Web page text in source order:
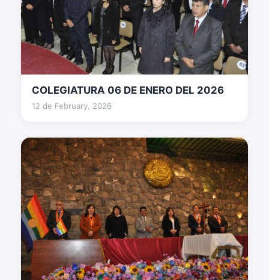
26 fotos
COLEGIATURA 06 DE ENERO DEL 2026
12 de February, 2026